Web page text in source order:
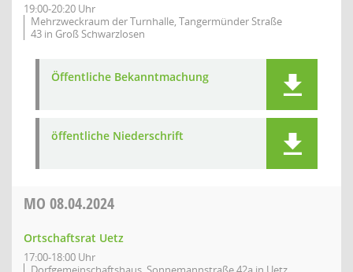
19:00-20:20 Uhr
Mehrzweckraum der Turnhalle, Tangermünder Straße
43 in Groß Schwarzlosen
Öffentliche Bekanntmachung
öffentliche Niederschrift
MO 08.04.2024
Ortschaftsrat Uetz
17:00-18:00 Uhr